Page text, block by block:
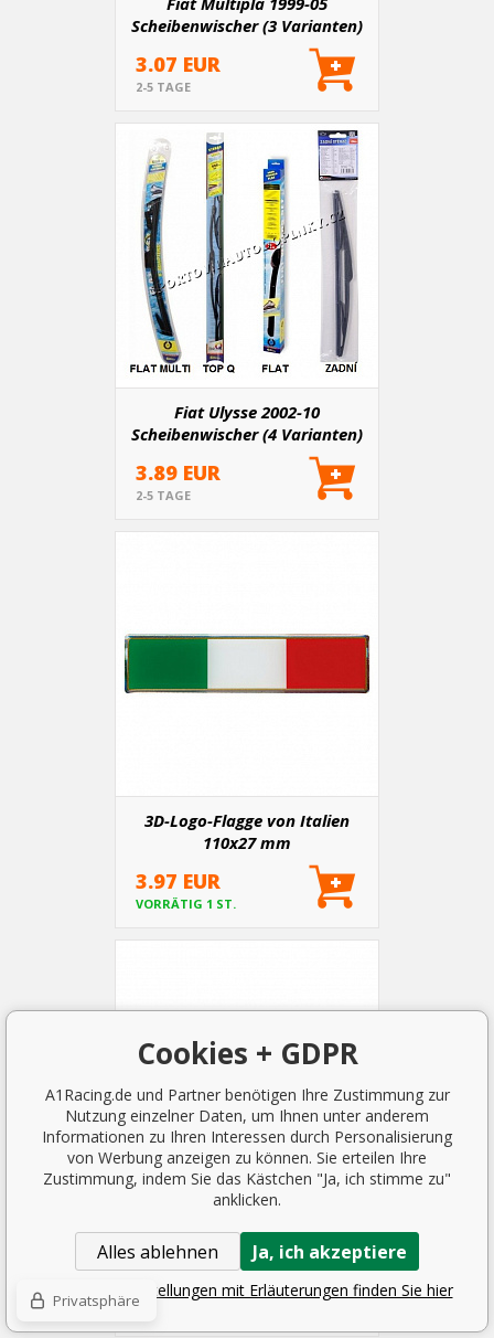
Scheibenwischer (3 Varianten)
3.07 EUR
2-5 TAGE
Fiat Ulysse 2002-10
Scheibenwischer (4 Varianten)
3.89 EUR
2-5 TAGE
3D-Logo-Flagge von Italien
110x27 mm
3.97 EUR
VORRÄTIG 1 ST.
3D-Logo-Flagge von Italien
78x41 mm
3.97 EUR
Cookies + GDPR
A1Racing.de und Partner benötigen Ihre Zustimmung zur
Nutzung einzelner Daten, um Ihnen unter anderem
Informationen zu Ihren Interessen durch Personalisierung
von Werbung anzeigen zu können. Sie erteilen Ihre
Zustimmung, indem Sie das Kästchen "Ja, ich stimme zu"
anklicken.
Alles ablehnen Ja, ich akzeptiere
Detaillierte Einstellungen mit Erläuterungen finden Sie hier
Privatsphäre